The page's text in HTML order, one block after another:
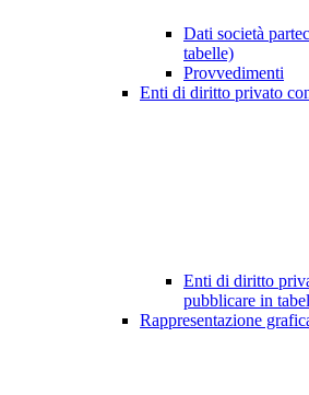
Dati società
tabelle)
Provvedimenti
Enti di diritto privato
Enti di diritto
pubblicare in
Rappresentazione